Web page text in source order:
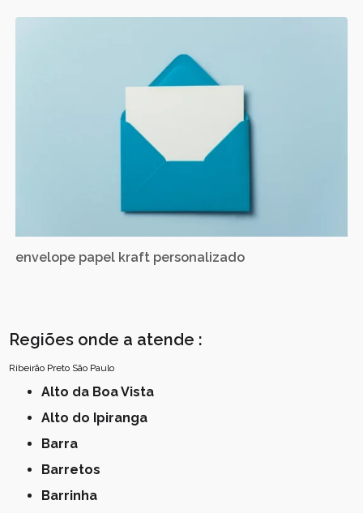
envelope papel kraft personalizado
Regiões onde a atende :
Ribeirão Preto São Paulo
Alto da Boa Vista
Alto do Ipiranga
Barra
Barretos
Barrinha